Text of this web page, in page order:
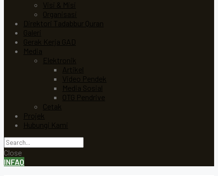
Visi & Misi
Organisasi
Direktori Tadabbur Quran
Galeri
Gerak Kerja GAD
Media
Elektronik
Artikel
Video Pendek
Media Sosial
OTG Pendrive
Cetak
Projek
Hubungi Kami
Close
INFAQ